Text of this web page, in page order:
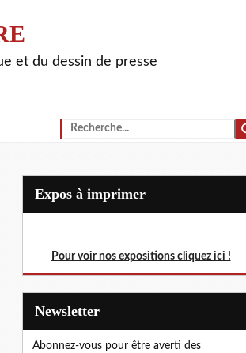
et du dessin de presse
Expos à imprimer
Pour voir nos expositions cliquez ici !
Newsletter
Abonnez-vous pour être averti des